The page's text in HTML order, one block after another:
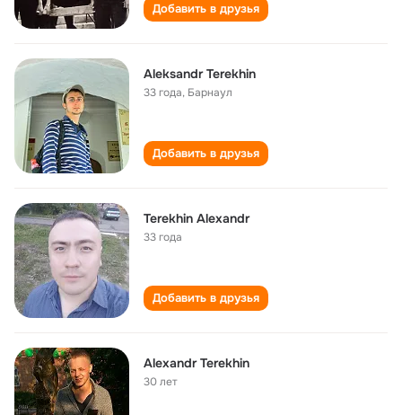
Добавить в друзья
Aleksandr Terekhin
33 года, Барнаул
Добавить в друзья
Terekhin Alexandr
33 года
Добавить в друзья
Alexandr Terekhin
30 лет